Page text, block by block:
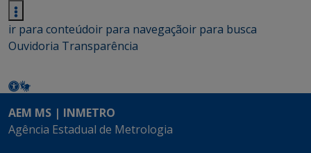
ir para conteúdoir para navegaçãoir para busca
Ouvidoria Transparência
AEM MS | INMETRO
Agência Estadual de Metrologia